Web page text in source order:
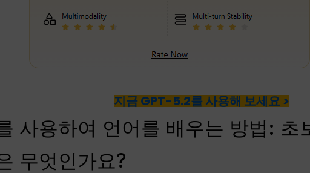
지금 GPT-5.2를 사용해 보세요 >
사용하여 언어를 배우는 방법: 초
무엇인가요?